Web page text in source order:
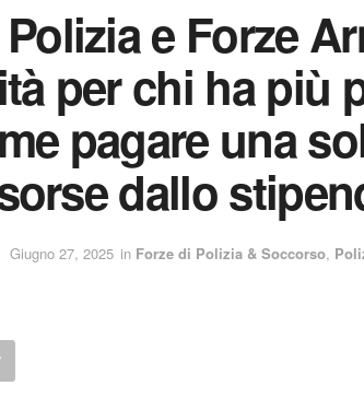
e Forze
per chi ha più
pagare una
dallo
Giugno 27, 2025 in Forze di Polizia & Soccorso,